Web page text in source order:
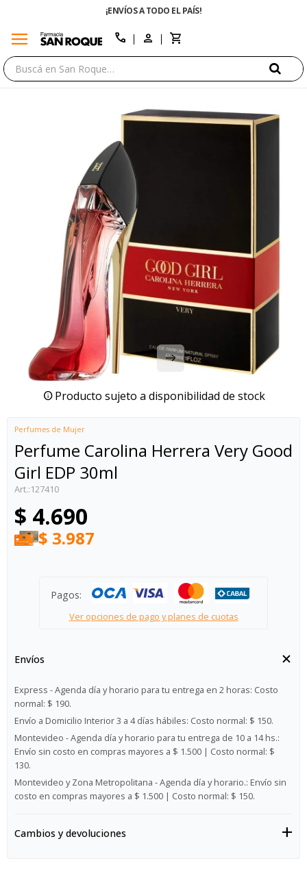
¡ENVÍOS A TODO EL PAÍS!
menu call
Producto sujeto a disponibilidad de stock
Perfumes de Mujer
Perfume Carolina Herrera Very Good
Girl EDP 30ml
127410
$ 4.690
$ 3.987
Pagos:
Ver opciones de pago y planes de cuotas
Envíos
Express - Agenda día y horario para tu entrega en 2 horas: Costo
normal: $ 190.
Envío a Domicilio Interior 3 a 4 días hábiles: Costo normal: $ 150.
Montevideo - Agenda día y horario para tu entrega de 10 a 14 hs.:
Envío sin costo en compras mayores a $ 1.500 | Costo normal: $
130.
Montevideo y Zona Metropolitana - Agenda día y horario.: Envío sin
costo en compras mayores a $ 1.500 | Costo normal: $ 150.
Cambios y devoluciones
close